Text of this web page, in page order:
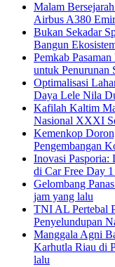
Malam
Airbus A380
Bukan Sekadar
Bangun
Pemkab
untuk Penurunan
Optimalisasi
Daya Lele Nila
Kafilah Kaltim
Nasional XXXI
Kemenkop
Pengembangan
Inovasi Pasporia:
di Car Free Day
Gelombang
jam yang lalu
TNI AL Pertebal
Penyelundupan
Manggala Agni
Karhutla Riau di
lalu